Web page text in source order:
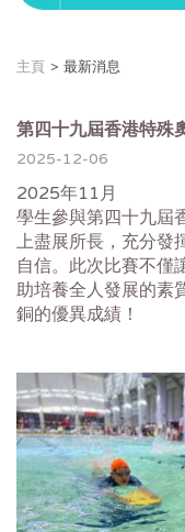
主頁 最新消息
第四十九屆香港特殊
2025-12-06
2025年11月
學生參與第四十九屆
上盡展所長，充分發
自信。此次比賽不僅
助培養全人發展的素
銅的優異成績！